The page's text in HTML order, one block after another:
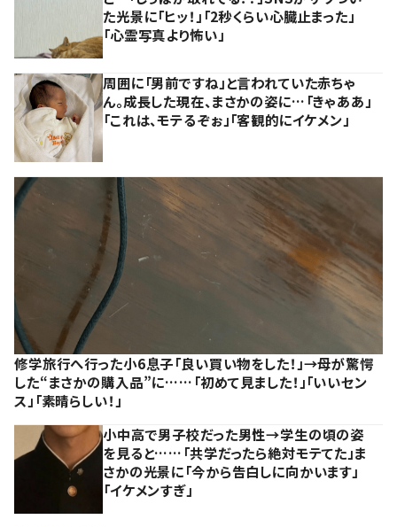
た光景に「ヒッ！」「2秒くらい心臓止まった」
「心霊写真より怖い」
周囲に「男前ですね」と言われていた赤ちゃ
ん。成長した現在、まさかの姿に…「きゃああ」
「これは、モテるぞぉ」「客観的にイケメン」
修学旅行へ行った小6息子「良い買い物をした！」→母が驚愕
した“まさかの購入品”に……「初めて見ました！」「いいセン
ス」「素晴らしい！」
小中高で男子校だった男性→学生の頃の姿
を見ると……「共学だったら絶対モテてた」ま
さかの光景に「今から告白しに向かいます」
「イケメンすぎ」